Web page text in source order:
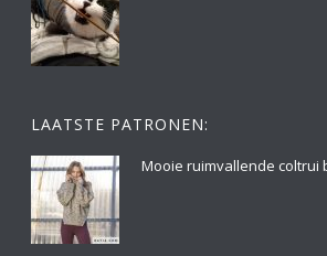
LAATSTE PATRONEN:
Mooie ruimvallende coltrui